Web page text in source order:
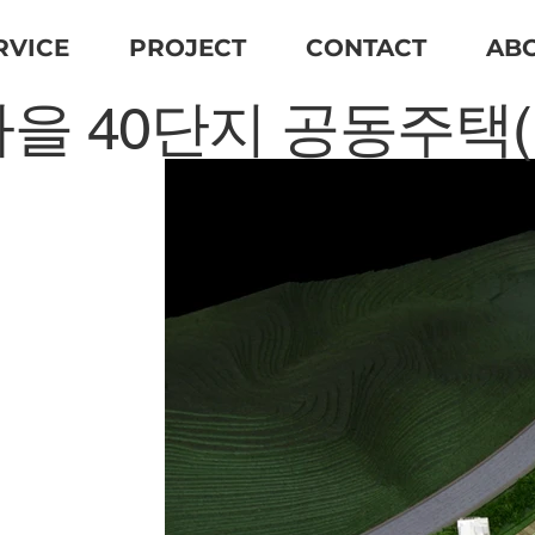
PROJECT CONTACT
40단지 공동주택